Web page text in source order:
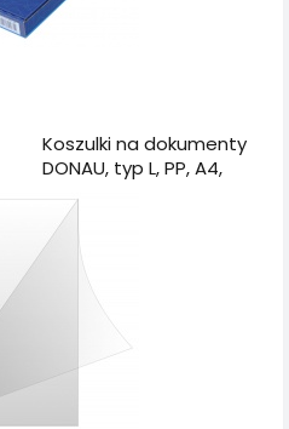
Koszulki na dokumenty
DONAU, typ L, PP, A4,